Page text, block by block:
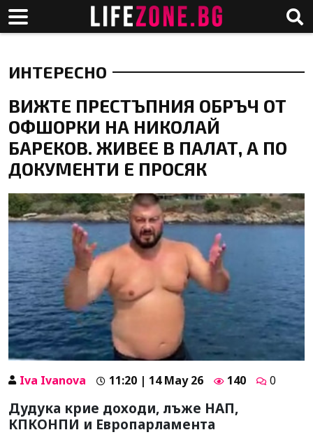
ИНТЕРЕСНО
ВИЖТЕ ПРЕСТЪПНИЯ ОБРЪЧ ОТ
ОФШОРКИ НА НИКОЛАЙ
БАРЕКОВ. ЖИВЕЕ В ПАЛАТ, А ПО
ДОКУМЕНТИ Е ПРОСЯК
Iva Ivanova 11:20 | 14 May 26 140 0
Дудука крие доходи, лъже НАП,
КПКОНПИ и Европарламента